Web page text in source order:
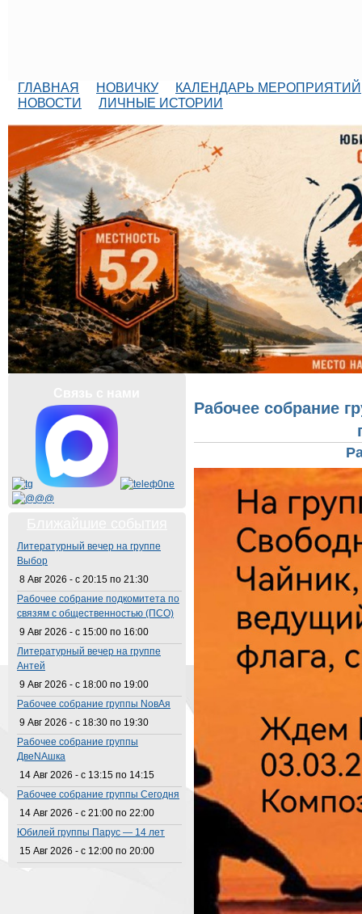
ГЛАВНАЯ НОВИЧКУ
КАЛЕНДАРЬ МЕРОПРИЯТИЙ
НОВОСТИ
ЛИЧНЫЕ ИСТОРИИ
Рабочее собрание
Литературный вечер на группе
Выбор
8 Авг 2026 - с 20:15 по 21:30
Рабочее собрание подкомитета по
связям с общественностью (ПСО)
9 Авг 2026 - с 15:00 по 16:00
Литературный вечер на группе
Антей
9 Авг 2026 - с 18:00 по 19:00
Рабочее собрание группы NовАя
9 Авг 2026 - с 18:30 по 19:30
Рабочее собрание группы
ДвеNAшка
14 Авг 2026 - с 13:15 по 14:15
Рабочее собрание группы Сегодня
14 Авг 2026 - с 21:00 по 22:00
Юбилей группы Парус — 14 лет
15 Авг 2026 - с 12:00 по 20:00